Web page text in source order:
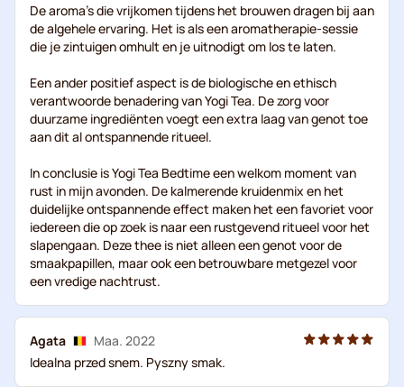
De aroma's die vrijkomen tijdens het brouwen dragen bij aan
de algehele ervaring. Het is als een aromatherapie-sessie
die je zintuigen omhult en je uitnodigt om los te laten.
Een ander positief aspect is de biologische en ethisch
verantwoorde benadering van Yogi Tea. De zorg voor
duurzame ingrediënten voegt een extra laag van genot toe
aan dit al ontspannende ritueel.
In conclusie is Yogi Tea Bedtime een welkom moment van
rust in mijn avonden. De kalmerende kruidenmix en het
duidelijke ontspannende effect maken het een favoriet voor
iedereen die op zoek is naar een rustgevend ritueel voor het
slapengaan. Deze thee is niet alleen een genot voor de
smaakpapillen, maar ook een betrouwbare metgezel voor
een vredige nachtrust.
Agata
Maa. 2022
Idealna przed snem. Pyszny smak.